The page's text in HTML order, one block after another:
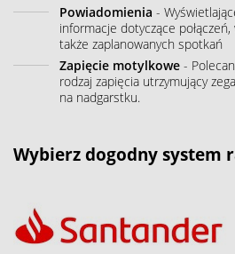
Powiadomienia -
informacje dotyczące
także zaplanowanych spotkań
Zapięcie motylkowe -
rodzaj zapięcia utrzymujący
na nadgarstku.
Wybierz dogodny system